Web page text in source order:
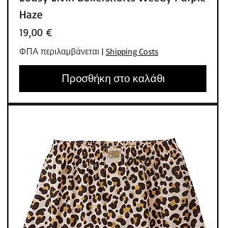
Haze
Τιμή
19,00 €
ΦΠΑ περιλαμβάνεται | Shipping Costs
Προσθήκη στο καλάθι